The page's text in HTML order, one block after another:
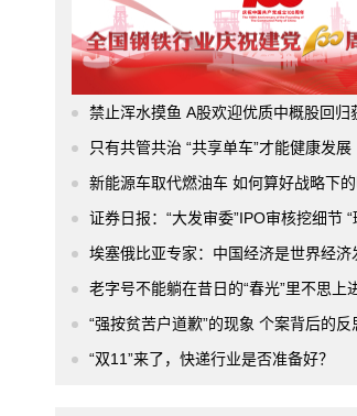
禁止浑水摸鱼 A股欢迎优质中概股回归获
只有共管共治 “共享单车”才能健康发展
新能源车取代燃油车 如何算好战略下
证券日报：“大发审委”IPO审核挖细节 “瑕
埃塞俄比亚专家：中国经济是世界经济
老字号不能躺在昔日的“春光”里不思上
“强按贫苦户道歉”的现象 个案背后的反
“双11”来了，快递行业是否准备好？